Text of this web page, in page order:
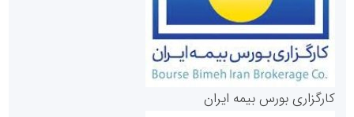
کارگزاری بورس بیمه ایران